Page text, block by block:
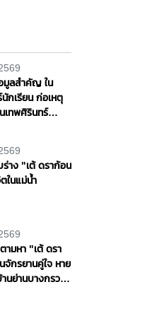
มูลสำคัญ ใน
กเรียน ก่อเหตุ
นเทพศิรินทร์
าง "เต้ ดราก้อน
ในแม่น้ำ
ามหา "เต้ ดรา
กรยานคู่ใจ หาย
นย่านบางกรวย